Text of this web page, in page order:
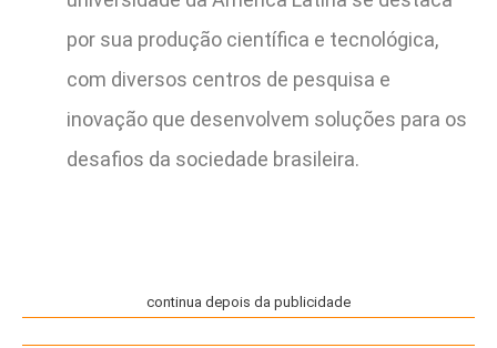
por sua produção científica e tecnológica,
com diversos centros de pesquisa e
inovação que desenvolvem soluções para os
desafios da sociedade brasileira.
continua depois da publicidade